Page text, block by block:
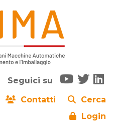
Seguici su
Contatti
Cerca
Login